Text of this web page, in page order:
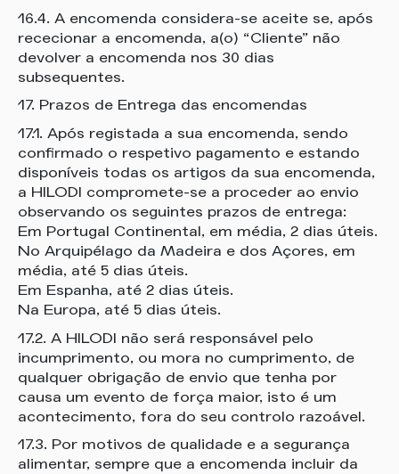
16.4. A encomenda considera-se aceite se, após
rececionar a encomenda, a(o) “Cliente” não
devolver a encomenda nos 30 dias
subsequentes.
17. Prazos de Entrega das encomendas
17.1. Após registada a sua encomenda, sendo
confirmado o respetivo pagamento e estando
disponíveis todas os artigos da sua encomenda,
a HILODI compromete-se a proceder ao envio
observando os seguintes prazos de entrega:
Em Portugal Continental, em média, 2 dias úteis.
No Arquipélago da Madeira e dos Açores, em
média, até 5 dias úteis.
Em Espanha, até 2 dias úteis.
Na Europa, até 5 dias úteis.
17.2. A HILODI não será responsável pelo
incumprimento, ou mora no cumprimento, de
qualquer obrigação de envio que tenha por
causa um evento de força maior, isto é um
acontecimento, fora do seu controlo razoável.
17.3. Por motivos de qualidade e a segurança
alimentar, sempre que a encomenda incluir da